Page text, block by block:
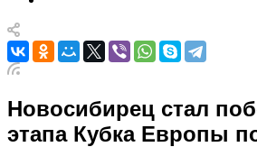
Новосибирец стал
этапа Кубка Европы